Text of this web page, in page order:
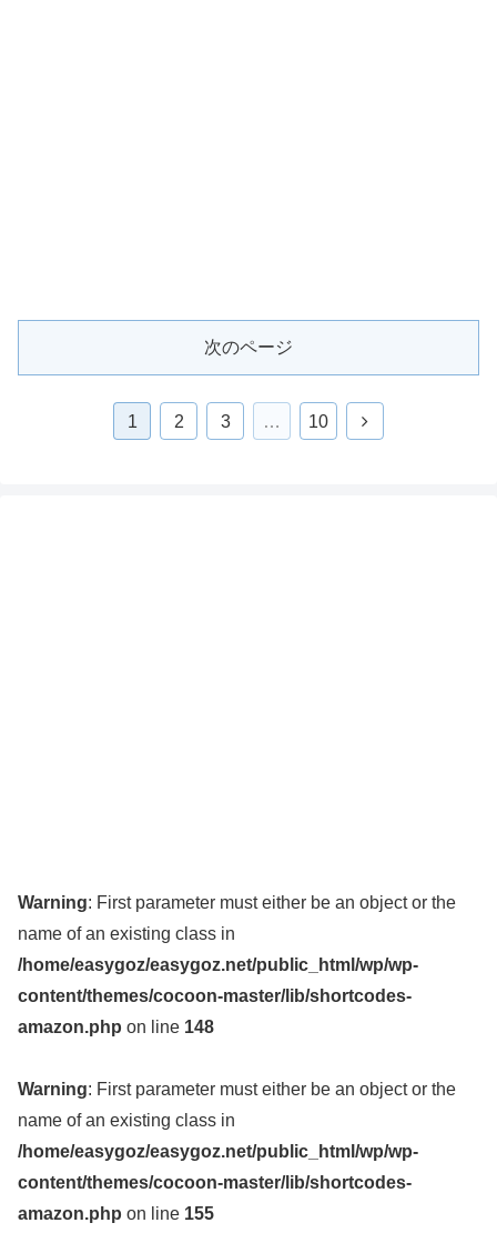
次のページ
1 2 3 … 10
Warning: First parameter must either be an object or the
name of an existing class in
/home/easygoz/easygoz.net/public_html/wp/wp-
content/themes/cocoon-master/lib/shortcodes-
amazon.php on line 148
Warning: First parameter must either be an object or the
name of an existing class in
/home/easygoz/easygoz.net/public_html/wp/wp-
content/themes/cocoon-master/lib/shortcodes-
amazon.php on line 155